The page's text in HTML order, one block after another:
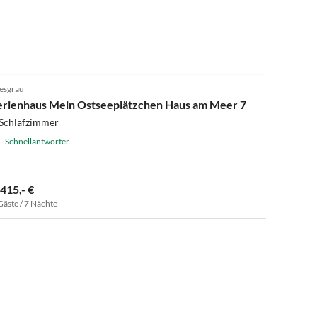
Mein Ostseeplätzchen Haus am Meer 7
Schnellantworter
€
/ 7 Nächte